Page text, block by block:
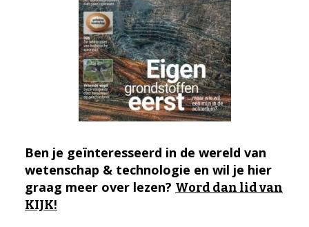
Ben je geïnteresseerd in de wereld van
wetenschap & technologie en wil je hier
graag meer over lezen? Word dan lid van
KIJK!